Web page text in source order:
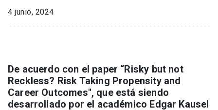
4 junio, 2024
De acuerdo con el paper “Risky but not
Reckless? Risk Taking Propensity and
Career Outcomes", que está siendo
desarrollado por el académico Edgar Kausel